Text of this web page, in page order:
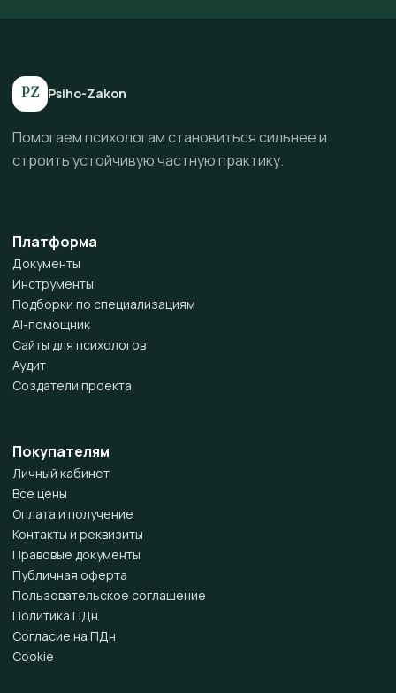
PZ Psiho-Zakon
Помогаем психологам становиться сильнее и
строить устойчивую частную практику.
Платформа
Документы
Инструменты
Подборки по специализациям
AI-помощник
Сайты для психологов
Аудит
Создатели проекта
Покупателям
Личный кабинет
Все цены
Оплата и получение
Контакты и реквизиты
Правовые документы
Публичная оферта
Пользовательское соглашение
Политика ПДн
Согласие на ПДн
Cookie